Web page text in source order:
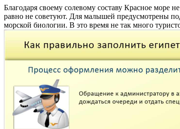
Благодаря своему солевому составу Красное море
равно не советуют. Для малышей предусмотрены
морской биологии. В это время не так много